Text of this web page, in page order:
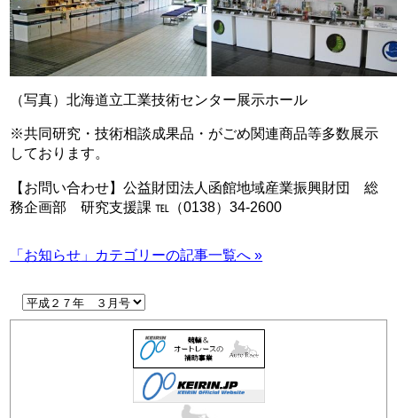
（写真）北海道立工業技術センター展示ホール
※共同研究・技術相談成果品・がごめ関連商品等多数展示
しております。
【お問い合わせ】公益財団法人函館地域産業振興財団 総
務企画部 研究支援課 ℡（0138）34-2600
「お知らせ」カテゴリーの記事一覧へ »